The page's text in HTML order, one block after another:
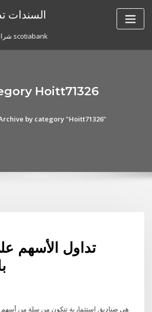
20
شراء الأسهم عبر الإنترنت كندا scotiabank
Hoitt71326
by category "Hoitt71326"
تداول الأسهم
هي صناديق استثمارية تتكون من سلة من أسهم